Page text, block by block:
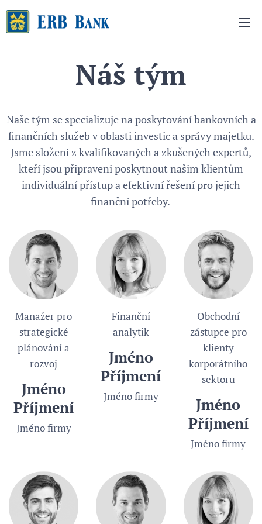
Náš tým
Naše tým se specializuje na poskytování bankovních a
finančních služeb v oblasti investic a správy majetku.
Jsme složeni z kvalifikovaných a zkušených expertů,
kteří jsou připraveni poskytnout našim klientům
individuální přístup a efektivní řešení pro jejich
finanční potřeby.
Manažer pro
strategické
plánování a
rozvoj
Jméno
Příjmení
Jméno firmy
Finanční
analytik
Jméno
Příjmení
Jméno firmy
Obchodní
zástupce pro
klienty
korporátního
sektoru
Jméno
Příjmení
Jméno firmy